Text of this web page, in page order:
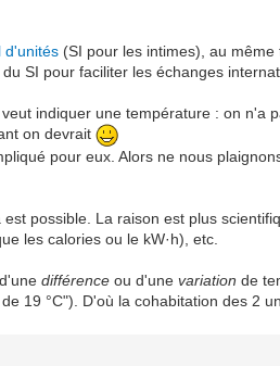
d'unités (SI pour les intimes), au
SI pour faciliter les échanges
indiquer une température : on n'a
on devrait
pour eux. Alors ne nous
possible. La raison est plus
les calories ou le kW·h), etc.
d'unedifférenceou d'unevariationde
19 °C"). D'où la cohabitation des 2